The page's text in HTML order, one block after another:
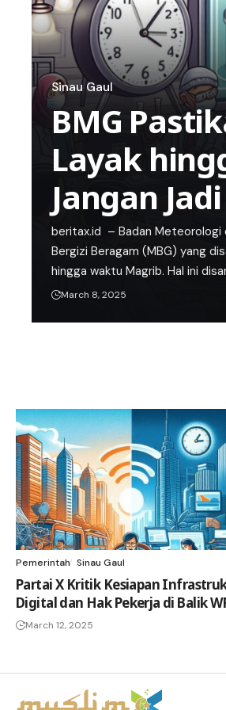
Sinau Gaul
BMG
Layak
Jangan
beritax.id – Badan Meteorologi
Bergizi Beragam (MBG) yang
hingga waktu Magrib. Hal ini
March 8, 2025
Pemerintah Sinau Gaul
Partai X Kritik Kesiapan
Digital dan Hak Pekerja di Balik
March 12, 2025